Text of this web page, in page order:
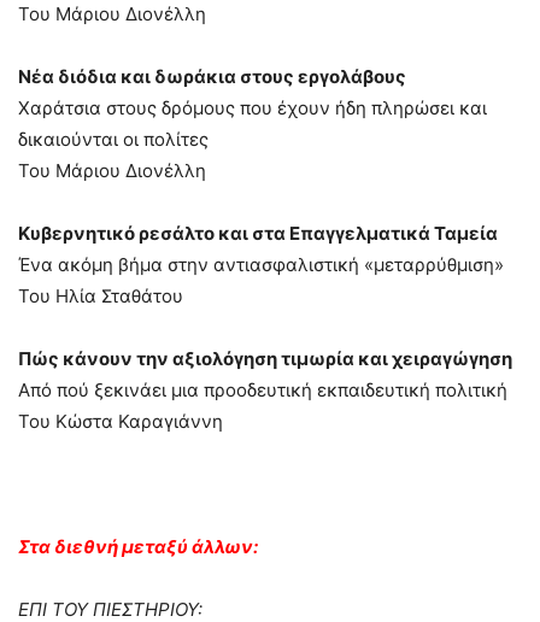
Του Μάριου Διονέλλη
Νέα διόδια και δωράκια στους εργολάβους
Χαράτσια στους δρόμους που έχουν ήδη πληρώσει και
δικαιούνται οι πολίτες
Του Μάριου Διονέλλη
Κυβερνητικό ρεσάλτο και στα Επαγγελματικά Ταμεία
Ένα ακόμη βήμα στην αντιασφαλιστική «μεταρρύθμιση»
Του Ηλία Σταθάτου
Πώς κάνουν την αξιολόγηση τιμωρία και χειραγώγηση
Από πού ξεκινάει μια προοδευτική εκπαιδευτική πολιτική
Του Κώστα Καραγιάννη
Στα διεθνή μεταξύ άλλων:
ΕΠΙ ΤΟΥ ΠΙΕΣΤΗΡΙΟΥ: